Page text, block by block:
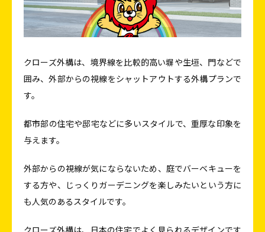
クローズ外構は、境界線を比較的高い塀や生垣、門などで
囲み、外部からの視線をシャットアウトする外構プランで
す。
都市部の住宅や邸宅などに多いスタイルで、重厚な印象を
与えます。
外部からの視線が気にならないため、庭でバーベキューを
する方や、じっくりガーデニングを楽しみたいという方に
も人気のあるスタイルです。
クローズ外構は、日本の住宅でよく見られるデザインです